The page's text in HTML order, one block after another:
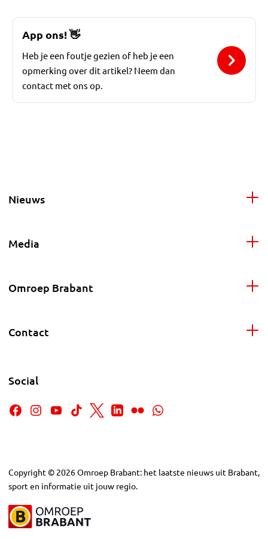
App ons!👋
Heb je een foutje gezien of heb je een
opmerking over dit artikel? Neem dan
contact met ons op.
Nieuws
Media
Omroep Brabant
Contact
Social
Copyright © 2026Omroep Brabant: het laatste nieuws uit Brabant,
sport en informatie uit jouw regio.